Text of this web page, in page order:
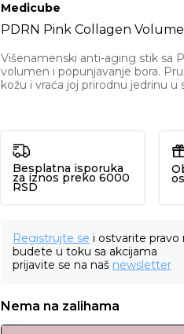
Medicube
PDRN Pink Collagen
Višenamenski anti-aging stik sa
volumen i popunjavanje bora.
kožu i vraća joj prirodnu jedrinu
Besplatna isporuka
za iznos preko 6000
RSD
Registrujte se i ostvarite pravo
budete u toku sa akcijama
prijavite se na naš newsletter
Nema na zalihama